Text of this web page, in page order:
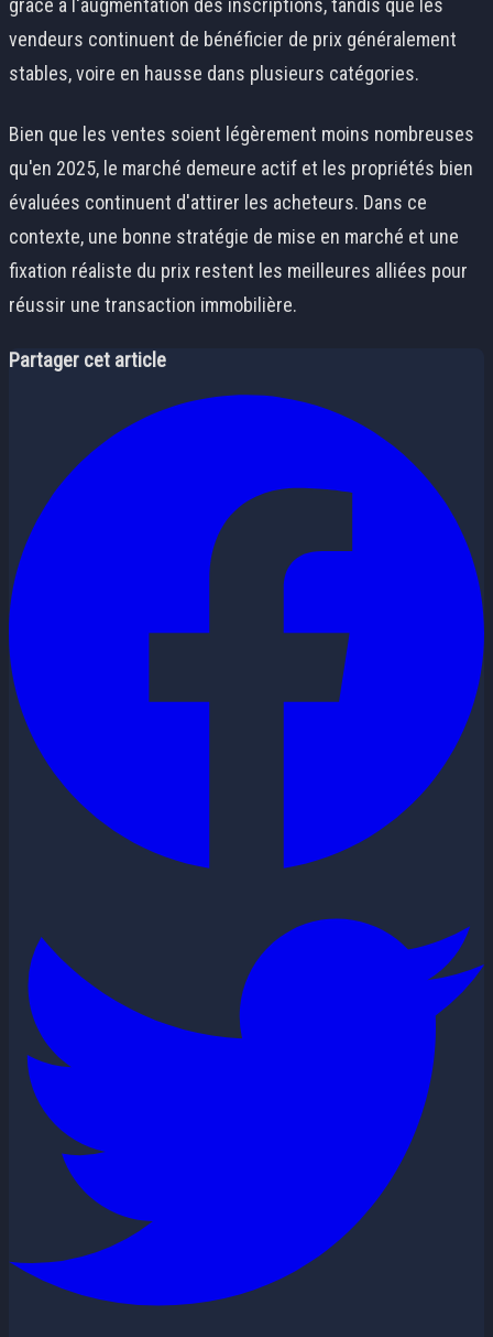
grâce à l'augmentation des inscriptions, tandis que les
vendeurs continuent de bénéficier de prix généralement
stables, voire en hausse dans plusieurs catégories.
Bien que les ventes soient légèrement moins nombreuses
qu'en 2025, le marché demeure actif et les propriétés bien
évaluées continuent d'attirer les acheteurs. Dans ce
contexte, une bonne stratégie de mise en marché et une
fixation réaliste du prix restent les meilleures alliées pour
réussir une transaction immobilière.
Partager cet article